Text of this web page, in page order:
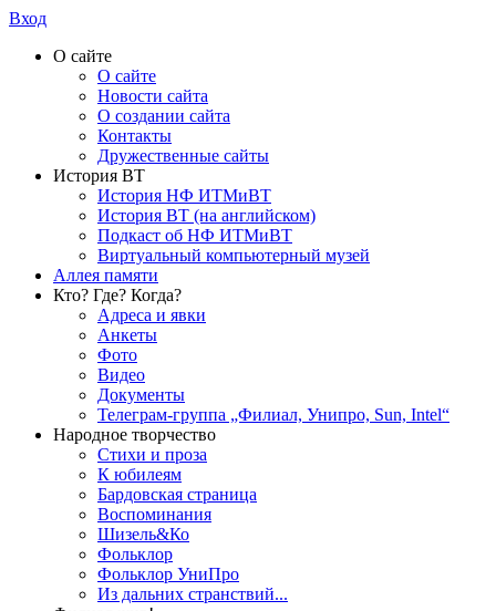
Вход
О сайте
О сайте
Новости сайта
О создании сайта
Контакты
Дружественные сайты
История ВТ
История НФ ИТМиВТ
История ВТ (на английском)
Подкаст об НФ ИТМиВТ
Виртуальный компьютерный музей
Аллея памяти
Кто? Где? Когда?
Адреса и явки
Анкеты
Фото
Видео
Документы
Телеграм-группа „Филиал, Унипро, Sun, Intel“
Народное творчество
Стихи и проза
К юбилеям
Бардовская страница
Воспоминания
Шизель&Ко
Фольклор
Фольклор УниПро
Из дальних странствий...